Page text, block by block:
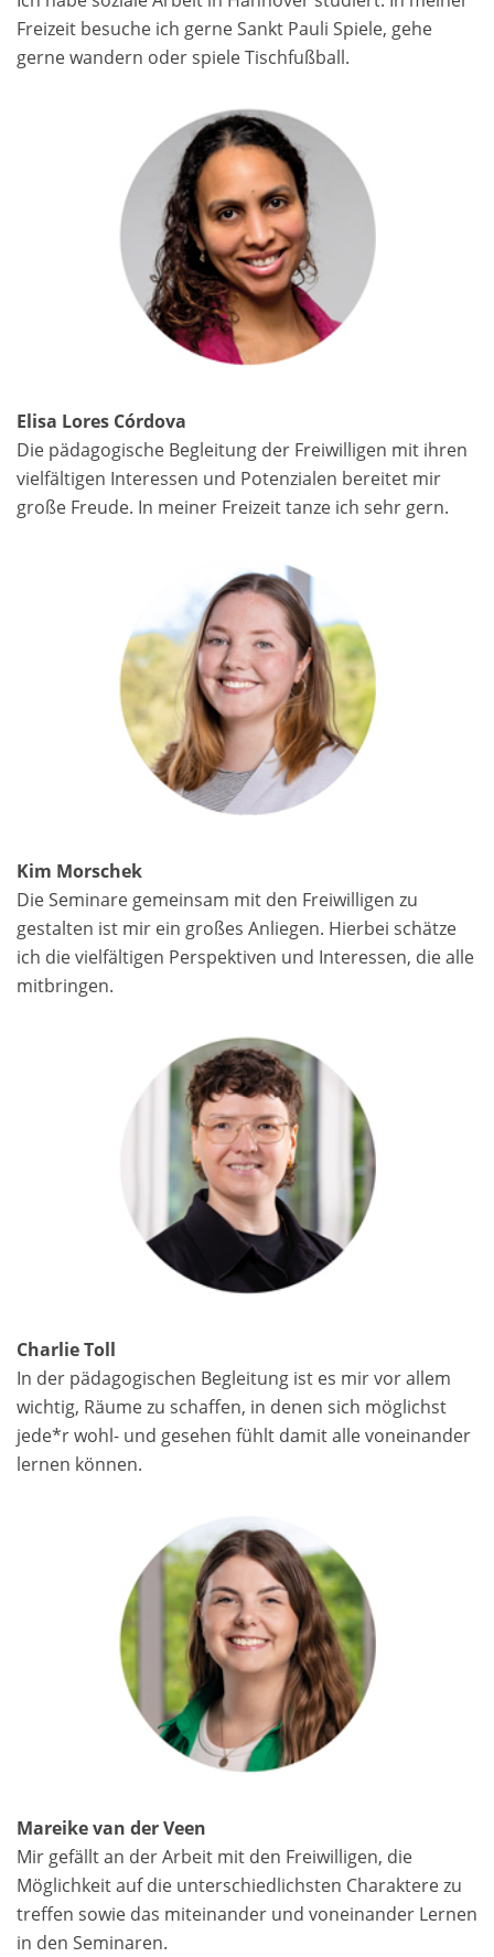
Freizeit besuche ich gerne Sankt Pauli Spiele, gehe
gerne wandern oder spiele Tischfußball.
Elisa Lores Córdova
Die pädagogische Begleitung der Freiwilligen mit ihren
vielfältigen Interessen und Potenzialen bereitet mir
große Freude. In meiner Freizeit tanze ich sehr gern.
Kim Morschek
Die Seminare gemeinsam mit den Freiwilligen zu
gestalten ist mir ein großes Anliegen. Hierbei schätze
ich die vielfältigen Perspektiven und Interessen, die alle
mitbringen.
Charlie Toll
In der pädagogischen Begleitung ist es mir vor allem
wichtig, Räume zu schaffen, in denen sich möglichst
jede*r wohl- und gesehen fühlt damit alle voneinander
lernen können.
Mareike van der Veen
Mir gefällt an der Arbeit mit den Freiwilligen, die
Möglichkeit auf die unterschiedlichsten Charaktere zu
treffen sowie das miteinander und voneinander Lernen
in den Seminaren.